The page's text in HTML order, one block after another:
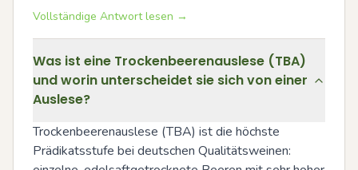
Vollständige Antwort lesen →
Was ist eine Trockenbeerenauslese (TBA)
und worin unterscheidet sie sich von einer
Auslese?
Trockenbeerenauslese (TBA) ist die höchste
Prädikatsstufe bei deutschen Qualitätsweinen: